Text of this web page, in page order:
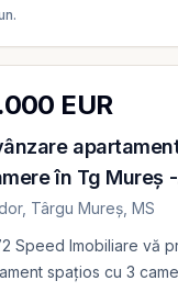
și imediat
EUR
în Tg Mureș -
Târgu Mureș, MS
Speed Imobiliare vă
spațios cu 3